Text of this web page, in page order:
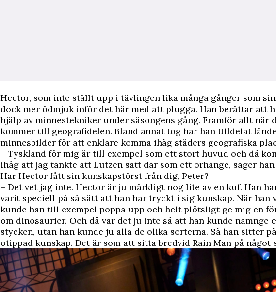
Hector, som inte ställt upp i tävlingen lika många gånger som
dock mer ödmjuk inför det här med att plugga. Han berättar att
hjälp av minnestekniker under säsongens gång. Framför allt när
kommer till geografidelen. Bland annat tog har han tilldelat
minnesbilder för att enklare komma ihåg städers geografiska
– Tyskland för mig är till exempel som ett stort huvud och då
ihåg att jag tänkte att Lützen satt där som ett örhänge, säger
Har Hector fått sin kunskapstörst från dig, Peter?
– Det vet jag inte. Hector är ju märkligt nog lite av en kuf. Han
varit speciell på så sätt att han har tryckt i sig kunskap. När han
kunde han till exempel poppa upp och helt plötsligt ge mig en
om dinosaurier. Och då var det ju inte så att han kunde namnge
stycken, utan han kunde ju alla de olika sorterna. Så han sitter
otippad kunskap. Det är som att sitta bredvid Rain Man på något